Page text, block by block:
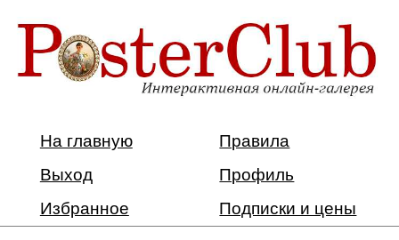
На главную
Правила
Выход
Профиль
Избранное
Подписки и цены